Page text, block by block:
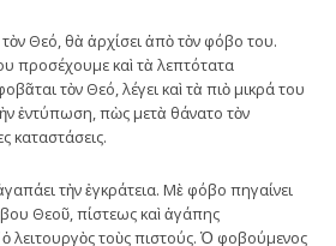
τὸν Θεό, θὰ ἀρχίσει ἀπὸ τὸν φόβο του.
προσέχουμε καὶ τὰ λεπτότατα
τὸν Θεό, λέγει καὶ τὰ πιὸ μικρά του
ἐντύπωση, πὼς μετὰ θάνατο τὸν
καταστάσεις.
τὴν ἐγκράτεια. Μὲ φόβο πηγαίνει
Θεοῦ, πίστεως καὶ ἀγάπης
λειτουργὸς τοὺς πιστούς. Ὁ φοβούμενος